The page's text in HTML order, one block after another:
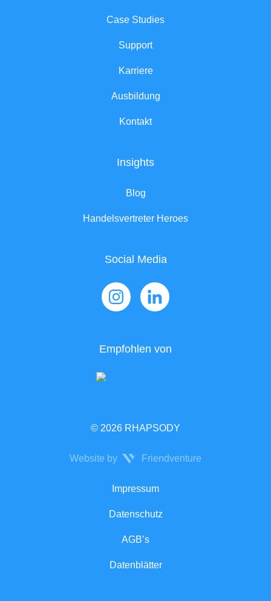
Case Studies
Support
Karriere
Ausbildung
Kontakt
Insights
Blog
Handelsvertreter Heroes
Social Media
Empfohlen von
© 2026 RHAPSODY
Website by Friendventure
Impressum
Datenschutz
AGB’s
Datenblätter